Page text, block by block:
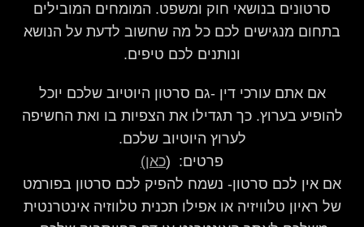
סרטונים בנושאי חוק ומשפט. המומחים המובילים
בתחום מנגישים לכם כל מה שחשוב לדעת על הנושא
ונותנים לכם טיפים.
אם אתם עורכי דין -גם סרטון היוטיוב שלכם יוכל
להופיע בערוץ. כך תגדילו את הצפיות בו ואת החשיפה
לערוץ היוטיוב שלכם.
פרטים: (כאן)
אם אין לכם סרטון- נשמח להפיק לכם סרטון בפורמט
של ראיון טלוויזיה או אפילו תכנית טלווזיה אינטרנטית